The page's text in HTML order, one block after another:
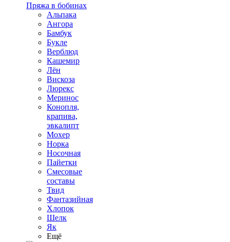
Пряжа в бобинах
Альпака
Ангора
Бамбук
Букле
Верблюд
Кашемир
Лён
Вискоза
Люрекс
Меринос
Конопля,
крапива,
эвкалипт
Мохер
Норка
Носочная
Пайетки
Смесовые
составы
Твид
Фантазийная
Хлопок
Шелк
Як
Ещё